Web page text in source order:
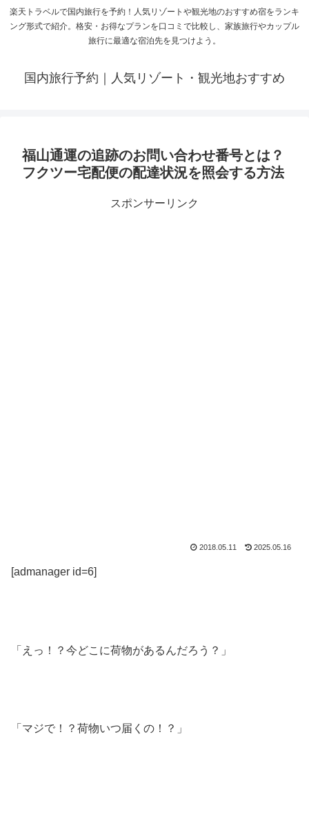
楽天トラベルで国内旅行を予約！人気リゾートや観光地のおすすめ宿をランキ
ング形式で紹介。格安・お得なプランを口コミで比較し、家族旅行やカップル
旅行に最適な宿泊先を見つけよう。
国内旅行予約｜人気リゾート・観光地おすすめ
福山通運の追跡のお問い合わせ番号とは？
フクツー宅配便の配達状況を照会する方法
スポンサーリンク
2018.05.11 2025.05.16
[admanager id=6]
「えっ！？今どこに荷物があるんだろう？」
「マジで！？荷物いつ届くの！？」